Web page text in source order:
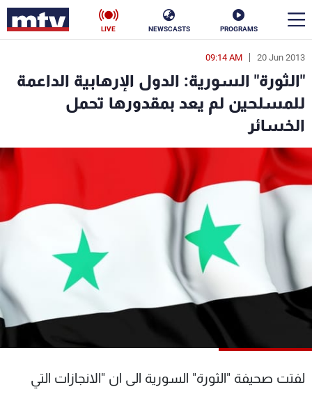
PROGRAMS
NEWSCASTS
LIVE
20 Jun 2013
09:14 AM
"الثورة" السورية: الدول الإرهابية الداعمة
للمسلحين لم يعد بمقدورها تحمل
الخسائر
لفتت صحيفة "الثورة" السورية الى ان "الانجازات التي
en
الأخبار
سياسة
إقتصاد
منوعات رياضة
كأس العالم
البرامج
جدول البرامج
الترددات